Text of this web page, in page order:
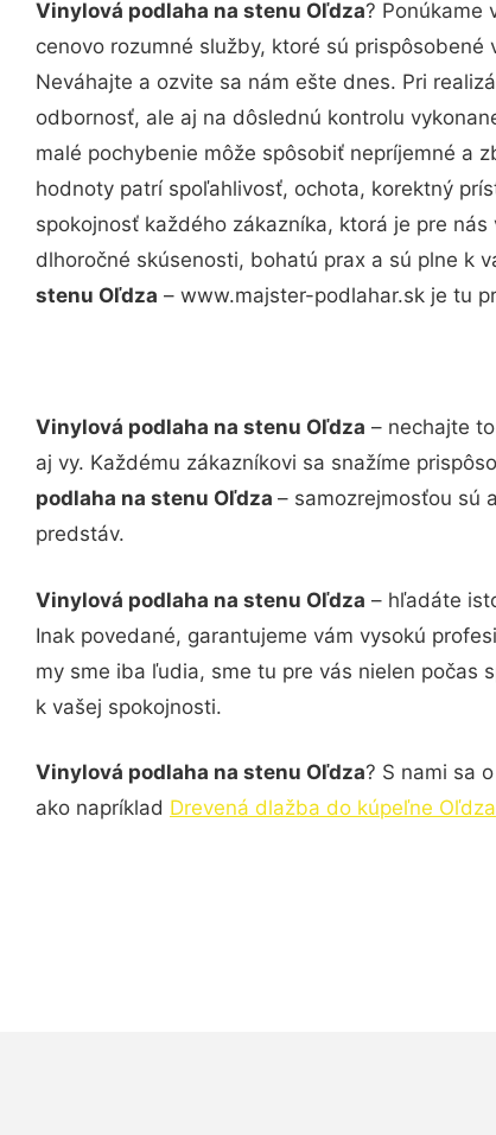
Vinylová podlaha na stenu Oľdza? Ponúkame
cenovo rozumné služby, ktoré sú
Neváhajte a ozvite sa nám ešte dnes. Pri
odbornosť, ale aj na dôslednú kontrolu
malé pochybenie môže spôsobiť nepríjemné a
hodnoty patrí spoľahlivosť, ochota, korektný
spokojnosť každého zákazníka, ktorá je pre
dlhoročné skúsenosti, bohatú prax a sú plne k
stenu Oľdza – www.majster-podlahar.sk je tu
Vinylová podlaha na stenu Oľdza – nechajte
aj vy. Každému zákazníkovi sa snažíme
podlaha na stenu Oľdza – samozrejmosťou sú
predstáv.
Vinylová podlaha na stenu Oľdza – hľadáte
Inak povedané, garantujeme vám vysokú
my sme iba ľudia, sme tu pre vás nielen počas
k vašej spokojnosti.
Vinylová podlaha na stenu Oľdza? S nami sa
ako napríklad Drevená dlažba do kúpeľne Oľdza